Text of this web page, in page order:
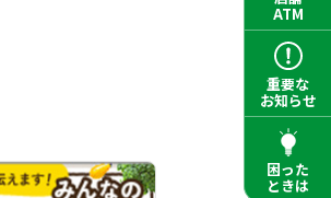
ATM
重要な
お知らせ
困った
ときは